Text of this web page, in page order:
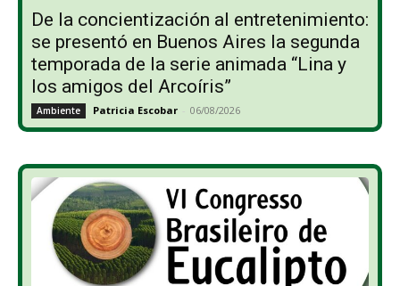
De la concientización al entretenimiento:
se presentó en Buenos Aires la segunda
temporada de la serie animada “Lina y
los amigos del Arcoíris”
Ambiente Patricia Escobar - 06/08/2026